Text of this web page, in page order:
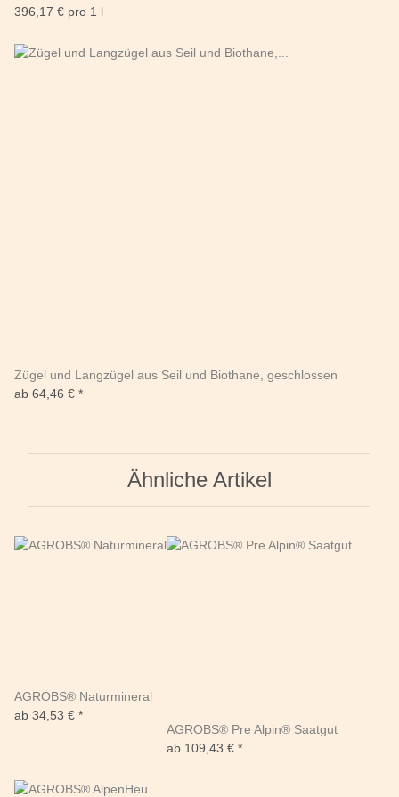
396,17 € pro 1 l
Zügel und Langzügel aus Seil und Biothane, geschlossen
ab 64,46 € *
Ähnliche Artikel
AGROBS® Naturmineral
ab 34,53 € *
AGROBS® Pre Alpin® Saatgut
ab 109,43 € *